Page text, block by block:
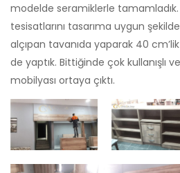
modelde seramiklerle
tesisatlarını tasarıma uygun
alçıpan tavanıda yaparak 40
de yaptık. Bittiğinde çok kullanışlı
mobilyası ortaya çıktı.